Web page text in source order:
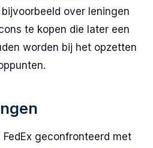
over leningen
te kopen die later een
worden bij het opzetten
FedEx geconfronteerd met